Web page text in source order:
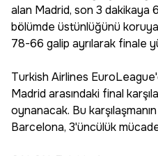
alan Madrid, son 3 dakikaya
bölümde üstünlüğünü
78-66 galip ayrılarak finale
Turkish Airlines
Madrid arasındaki final
oynanacak. Bu
Barcelona, 3'üncülük